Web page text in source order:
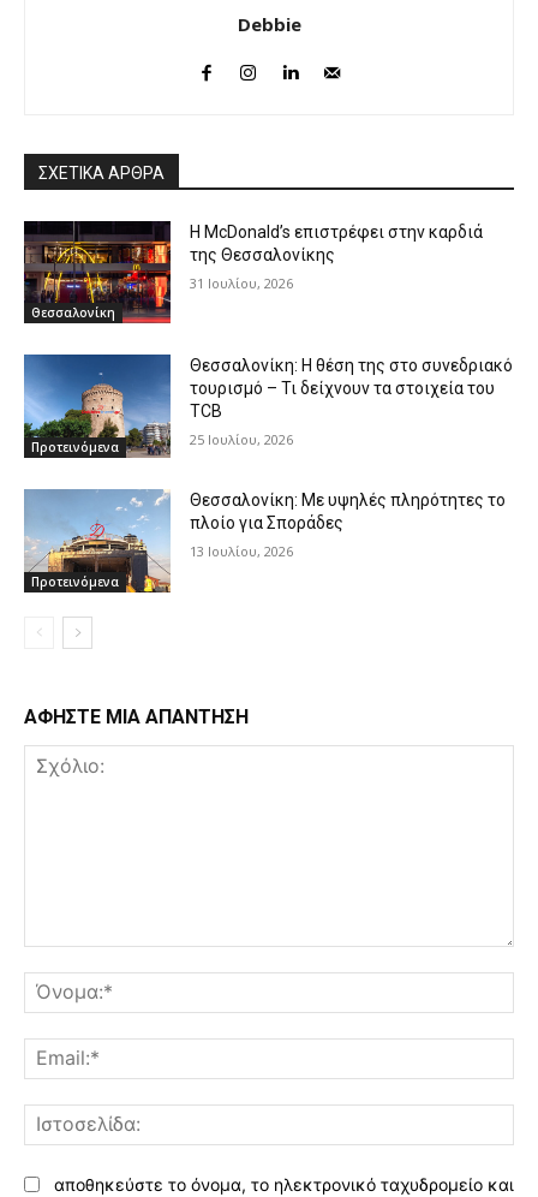
Debbie
ΣΧΕΤΙΚΑ ΑΡΘΡΑ
Θεσσαλονίκη
Η McDonald’s επιστρέφει στην καρδιά
της Θεσσαλονίκης
31 Ιουλίου, 2026
Προτεινόμενα
Θεσσαλονίκη: Η θέση της στο συνεδριακό
τουρισμό – Τι δείχνουν τα στοιχεία του
TCB
25 Ιουλίου, 2026
Προτεινόμενα
Θεσσαλονίκη: Με υψηλές πληρότητες το
πλοίο για Σποράδες
13 Ιουλίου, 2026
ΑΦΗΣΤΕ ΜΙΑ ΑΠΑΝΤΗΣΗ
αποθηκεύστε το όνομα, το ηλεκτρονικό ταχυδρομείο και